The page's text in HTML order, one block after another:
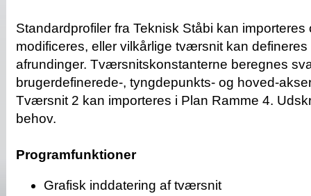
Standardprofiler fra Teknisk Ståbi kan importeres
modificeres, eller vilkårlige tværsnit kan
afrundinger. Tværsnitskonstanterne beregnes
brugerdefinerede-, tyngdepunkts- og hoved-
Tværsnit 2 kan importeres i Plan Ramme 4.
behov.
Programfunktioner
Grafisk inddatering af tværsnit